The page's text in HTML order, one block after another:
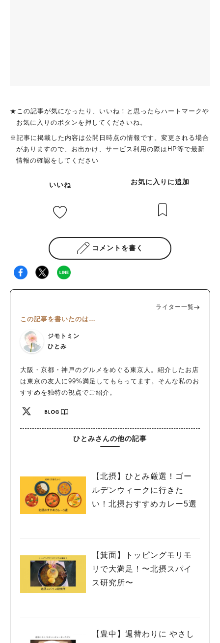
★この記事が気になったり、いいね！と思ったらハートマークや
お気に入りのボタンを押してくださいね。
※記事に掲載した内容は公開日時点の情報です。変更される場合
がありますので、お出かけ、サービス利用の際はHP等で最新
情報の確認をしてください
いいね お気に入りに追加
コメントを書く
ライター一覧
この記事を書いたのは…
ジモトミン
ひとみ
大阪・京都・神戸のグルメをめぐる東京人。紹介したお店
は東京の友人に99%満足してもらってます。そんな私のお
すすめを独特の視点でご紹介。
ひとみさんの他の記事
【北摂】ひとみ厳選！ゴー
ルデンウィークに行きた
い！北摂おすすめカレー5選
【箕面】トッピングモリモ
リで大満足！〜北摂スパイ
ス研究所〜
【豊中】週替わりに やさし